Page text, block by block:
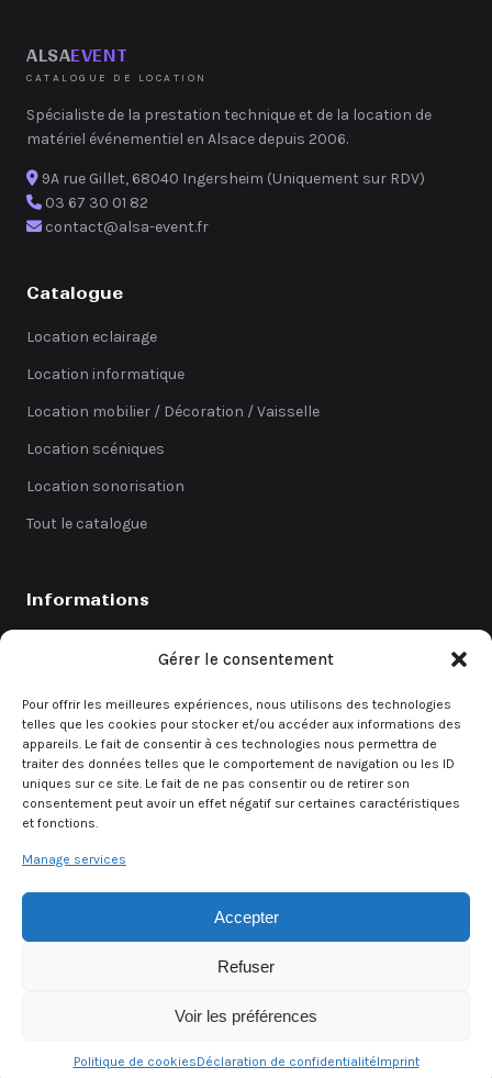
Gérer le consentement
Pour offrir les meilleures expériences, nous utilisons des technologies
telles que les cookies pour stocker et/ou accéder aux informations des
appareils. Le fait de consentir à ces technologies nous permettra de
traiter des données telles que le comportement de navigation ou les ID
uniques sur ce site. Le fait de ne pas consentir ou de retirer son
consentement peut avoir un effet négatif sur certaines caractéristiques
et fonctions.
Manage services
Accepter
Refuser
Voir les préférences
Politique de cookiesDéclaration de confidentialitéImprint
ALSAEVENT
CATALOGUE DE LOCATION
Spécialiste de la prestation technique et de la location de
matériel événementiel en Alsace depuis 2006.
9A rue Gillet, 68040 Ingersheim (Uniquement sur RDV)
03 67 30 01 82
contact@alsa-event.fr
Catalogue
Location eclairage
Location informatique
Location mobilier / Décoration / Vaisselle
Location scéniques
Location sonorisation
Tout le catalogue
Informations
Contact
Demande de devis
Demande rapide
Un besoin urgent ? Contactez directement notre équipe.
© 2026 Alsa Event — Tous droits réservés
Politique de confidentialité